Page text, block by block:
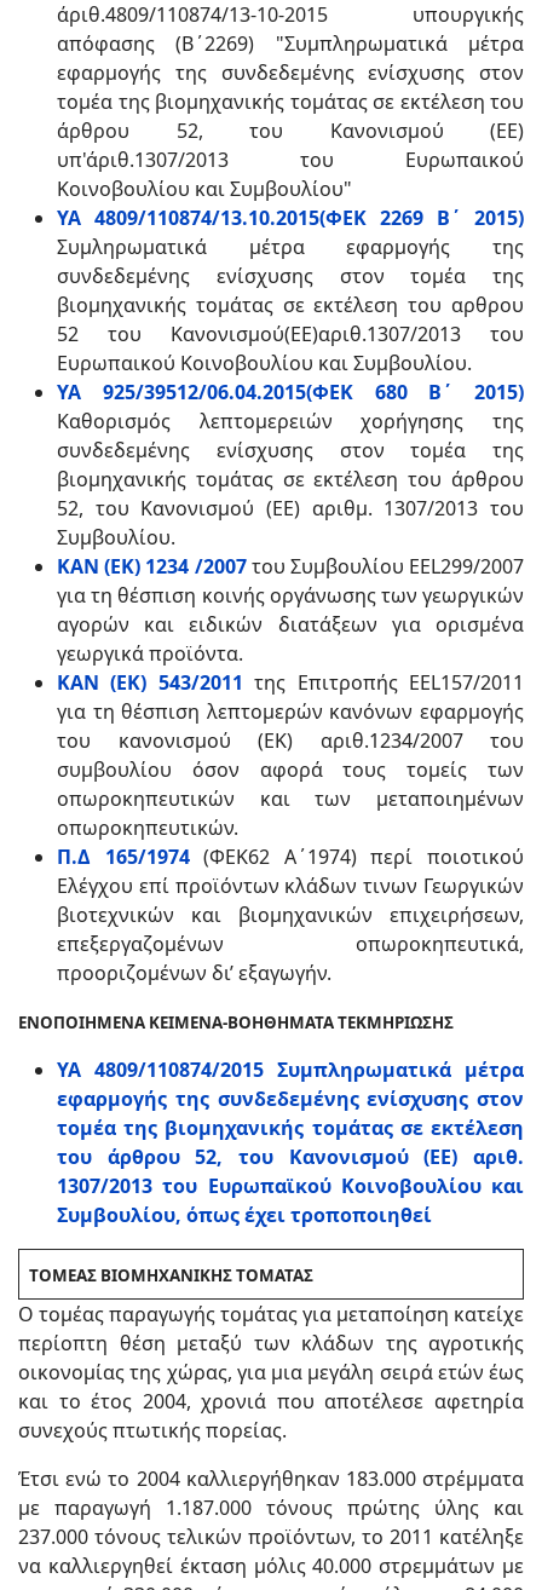
άριθ.4809/110874/13-10-2015 υπουργικής
απόφασης (Β΄2269) "Συμπληρωματικά μέτρα
εφαρμογής της συνδεδεμένης ενίσχυσης στον
τομέα της βιομηχανικής τομάτας σε εκτέλεση του
άρθρου 52, του Κανονισμού (ΕΕ)
υπ'άριθ.1307/2013 του Ευρωπαικού
Κοινοβουλίου και Συμβουλίου"
ΥΑ 4809/110874/13.10.2015(ΦΕΚ 2269 Β΄ 2015)
Συμληρωματικά μέτρα εφαρμογής της
συνδεδεμένης ενίσχυσης στον τομέα της
βιομηχανικής τομάτας σε εκτέλεση του αρθρου
52 του Κανονισμού(ΕΕ)αριθ.1307/2013 του
Ευρωπαικού Κοινοβουλίου και Συμβουλίου.
ΥΑ 925/39512/06.04.2015(ΦΕΚ 680 Β΄ 2015)
Καθορισμός λεπτομερειών χορήγησης της
συνδεδεμένης ενίσχυσης στον τομέα της
βιομηχανικής τομάτας σε εκτέλεση του άρθρου
52, του Κανονισμού (ΕΕ) αριθμ. 1307/2013 του
Συμβουλίου.
ΚΑΝ (ΕΚ) 1234 /2007του Συμβουλίου ΕΕL299/2007
για τη θέσπιση κοινής οργάνωσης των γεωργικών
αγορών και ειδικών διατάξεων για ορισμένα
γεωργικά προϊόντα.
ΚΑΝ (ΕΚ) 543/2011 της Επιτροπής ΕΕL157/2011
για τη θέσπιση λεπτομερών κανόνων εφαρμογής
του κανονισμού (ΕΚ) αριθ.1234/2007 του
συμβουλίου όσον αφορά τους τομείς των
οπωροκηπευτικών και των μεταποιημένων
οπωροκηπευτικών.
Π.Δ 165/1974(ΦΕΚ62 Α΄1974) περί ποιοτικού
Ελέγχου επί προϊόντων κλάδων τινων Γεωργικών
βιοτεχνικών και βιομηχανικών επιχειρήσεων,
επεξεργαζομένων οπωροκηπευτικά,
προοριζομένων δι’ εξαγωγήν.
ΕΝΟΠΟΙΗΜΕΝΑ ΚΕΙΜΕΝΑ-ΒΟΗΘΗΜΑΤΑ ΤΕΚΜΗΡΙΩΣΗΣ
ΥΑ 4809/110874/2015 Συμπληρωματικά μέτρα
εφαρμογής της συνδεδεμένης ενίσχυσης στον
τομέα της βιομηχανικής τομάτας σε εκτέλεση
του άρθρου 52, του Κανονισμού (ΕΕ) αριθ.
1307/2013 του Ευρωπαϊκού Κοινοβουλίου και
Συμβουλίου, όπως έχει τροποποιηθεί
ΤΟΜΕΑΣ ΒΙΟΜΗΧΑΝΙΚΗΣ ΤΟΜΑΤΑΣ
Ο τομέας παραγωγής τομάτας για μεταποίηση κατείχε
περίοπτη θέση μεταξύ των κλάδων της αγροτικής
οικονομίας της χώρας, για μια μεγάλη σειρά ετών έως
και το έτος 2004, χρονιά που αποτέλεσε αφετηρία
συνεχούς πτωτικής πορείας.
Έτσι ενώ το 2004 καλλιεργήθηκαν 183.000 στρέμματα
με παραγωγή 1.187.000 τόνους πρώτης ύλης και
237.000 τόνους τελικών προϊόντων, το 2011 κατέληξε
να καλλιεργηθεί έκταση μόλις 40.000 στρεμμάτων με